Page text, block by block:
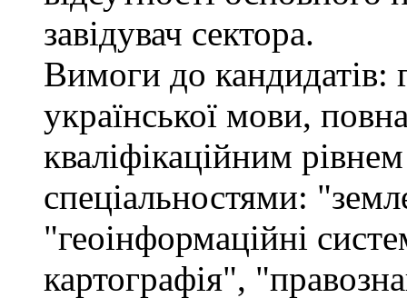
завідувач сектора.
Вимоги до кандидатів:
української мови,
кваліфікаційним
спеціальностями:
"геоінформаційні
картографія",